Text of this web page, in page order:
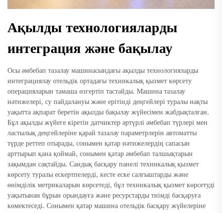
Ақылды технологияларды
интеграция және бақылау
Осы әмбебап тазалау машинасындағы ақылды технологияларды
интеграциялау отельдік ортадағы техникалық қызмет көрсету
операцияларын тамаша өзгертіп тастайды. Машина тазалау
нәтижелері, су пайдалануы және ерітінді деңгейлері туралы нақты
уақытта ақпарат беретін ақылды бақылау жүйесімен жабдықталған.
Бұл ақылды жүйеге кіретін датчиктер әртүрлі әмбебап түрлері мен
ластылық деңгейлеріне қарай тазалау параметрлерін автоматты
түрде реттеп отырады, сонымен қатар нәтижелердің сапасын
арттырып қана қоймай, сонымен қатар әмбебап талшықтарын
зақымдан сақтайды. Сандық басқару панелі техникалық қызмет
көрсету туралы ескертпелерді, кесте еске салғыштарды және
өнімділік метрикаларын көрсетеді, бұл техникалық қызмет көрсетуді
уақытынан бұрын орындауға және ресурстарды тиімді басқаруға
көмектеседі. Сонымен қатар машина отельдік басқару жүйелеріне